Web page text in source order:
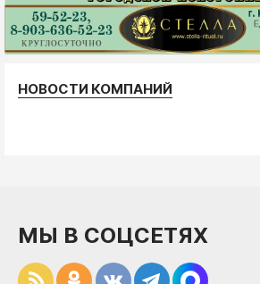
НОВОСТИ КОМПАНИЙ
МЫ В СОЦСЕТЯХ